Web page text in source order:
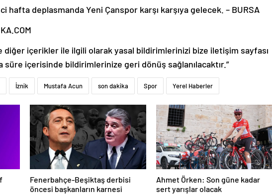
hafta deplasmanda Yeni Çanspor karşı karşıya gelecek. – BURSA
diğer içerikler ile ilgili olarak yasal bildirimlerinizi bize iletişim sayfası
süre içerisinde bildirimlerinize geri dönüş sağlanılacaktır.”
İznik Mustafa Acun son dakika Spor Yerel Haberler
Fenerbahçe-Beşiktaş derbisi
öncesi başkanların karnesi
Ahmet Örken: Son güne kadar
sert yarışlar olacak